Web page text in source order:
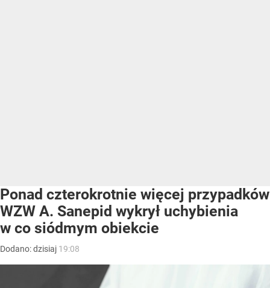
Ponad czterokrotnie więcej przypadków
WZW A. Sanepid wykrył uchybienia
w co siódmym obiekcie
Dodano:dzisiaj 19:08